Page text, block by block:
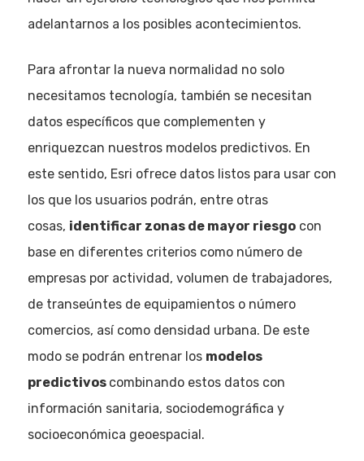
adelantarnos a los posibles acontecimientos.
Para afrontar la nueva normalidad no solo
necesitamos tecnología, también se necesitan
datos específicos que complementen y
enriquezcan nuestros modelos predictivos. En
este sentido, Esri ofrece datos listos para usar con
los que los usuarios podrán, entre otras
cosas, identificar zonas de mayor riesgocon
base en diferentes criterios como número de
empresas por actividad, volumen de trabajadores,
de transeúntes de equipamientos o número
comercios, así como densidad urbana. De este
modo se podrán entrenar los modelos
predictivos combinando estos datos con
información sanitaria, sociodemográfica y
socioeconómica geoespacial.